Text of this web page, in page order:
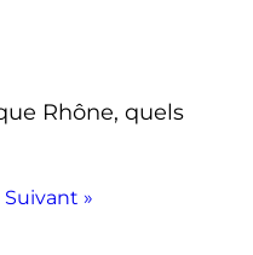
Rhône, quels
Suivant »